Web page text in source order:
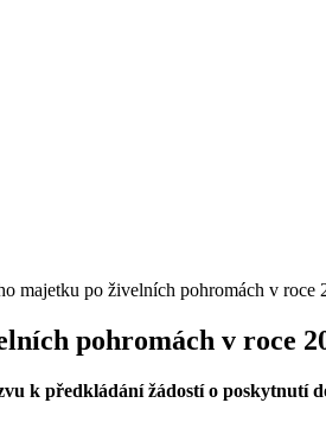
majetku po živelních pohromách v roce
pohromách v roce
k předkládání žádostí o poskytnutí